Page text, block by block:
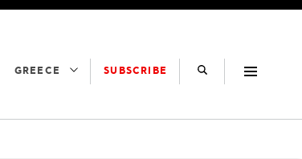
GREECE SUBSCRIBE